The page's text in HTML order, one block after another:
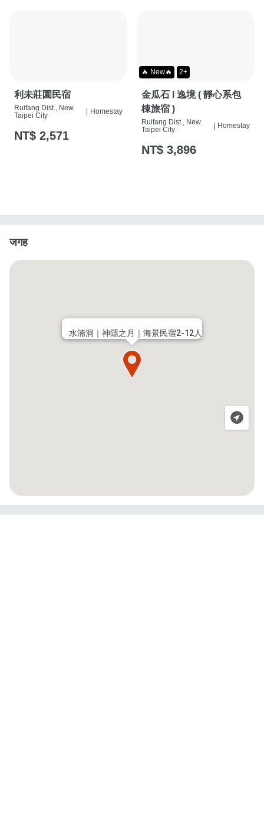
利未莊園民宿
Ruifang Dist., New
Taipei City
Homestay
NT$ 2,571
🔥 New🔥 2+
金瓜石 l 逸境 ( 靜心系包
棟旅宿 )
Ruifang Dist., New
Taipei City
Homestay
NT$ 3,896
जगह
水湳洞｜神隱之月｜海景民宿2-12人